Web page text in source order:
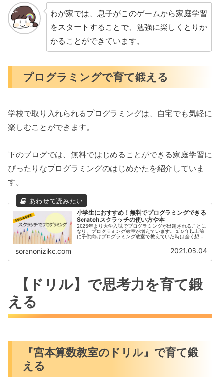
わが家では、息子がこのゲームから家庭学習
をスタートすることで、勉強に楽しくとりか
かることができています。
プログラミングで育て鍛える
学校で取り入れられるプログラミングは、自宅でも気軽に
楽しむことができます。
下のブログでは、無料ではじめることができる家庭学習に
ぴったりなプログラミングのはじめかたを紹介していま
す。
小学生におすすめ！無料でプログラミングできる
Scratchスクラッチの使い方や本
2025年より大学入試でプログラミングが出題されることに
なり、プログラミング教室が増えています。１０年以上前
に子供向けプログラミング教室で教えていた時は全く想像
soranoniziko.com 2021.06.04
【ドリル】で思考力を育て鍛
える
『宮本算数教室のドリル』で育て鍛
える